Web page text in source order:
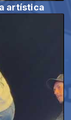
artística